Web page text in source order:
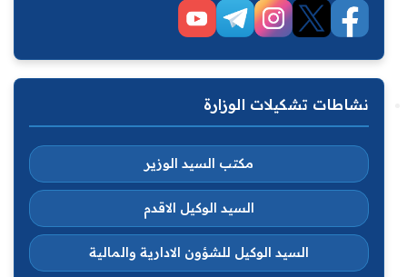
نشاطات تشكيلات الوزارة
مكتب السيد الوزير
السيد الوكيل الاقدم
السيد الوكيل للشؤون الادارية والمالية